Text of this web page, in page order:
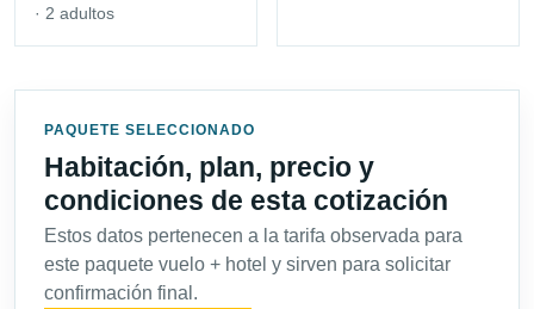
· 2 adultos
PAQUETE SELECCIONADO
Habitación, plan, precio y
condiciones de esta cotización
Estos datos pertenecen a la tarifa observada para
este paquete vuelo + hotel y sirven para solicitar
confirmación final.